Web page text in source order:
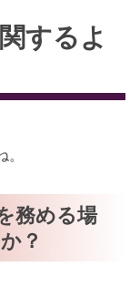
するよ
務める場
？